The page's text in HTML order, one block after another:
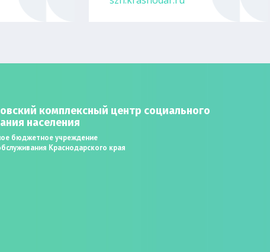
комплексный центр социального
населения
бюджетное учреждение
Краснодарского края